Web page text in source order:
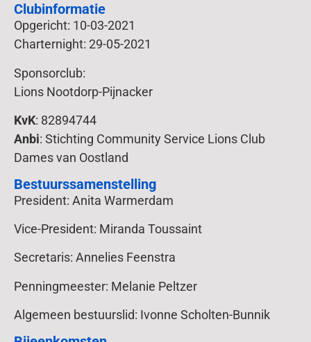
Clubinformatie
Opgericht: 10-03-2021
Charternight: 29-05-2021
Sponsorclub:
Lions Nootdorp-Pijnacker
KvK: 82894744
Anbi: Stichting Community Service Lions Club
Dames van Oostland
Bestuurssamenstelling
President: Anita Warmerdam
Vice-President: Miranda Toussaint
Secretaris: Annelies Feenstra
Penningmeester: Melanie Peltzer
Algemeen bestuurslid: Ivonne Scholten-Bunnik